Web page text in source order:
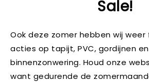
Sale!
Ook deze zomer hebben wij
acties op tapijt, PVC, gordijnen en
binnenzonwering. Houd onze
want gedurende de